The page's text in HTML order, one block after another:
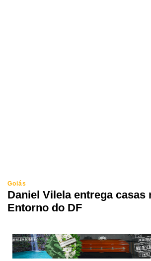
Goiás
Daniel Vilela entrega casas
Entorno do DF